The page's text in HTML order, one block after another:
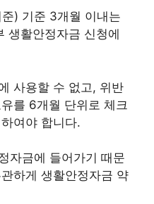
) 기준 3개월 이내는
생활안정자금 신청에
사용할 수 없고, 위반
를 6개월 단위로 체크
여야 합니다.
자금에 들어가기 때문
하게 생활안정자금 약